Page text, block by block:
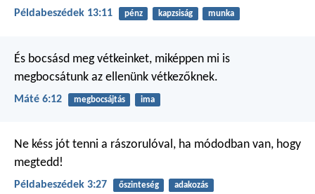
Példabeszédek 13:11 pénz kapzsiság munka
És bocsásd meg vétkeinket, miképpen mi is
megbocsátunk az ellenünk vétkezőknek.
Máté 6:12 megbocsájtás ima
Ne késs jót tenni a rászorulóval, ha módodban van, hogy
megtedd!
Példabeszédek 3:27 őszinteség adakozás